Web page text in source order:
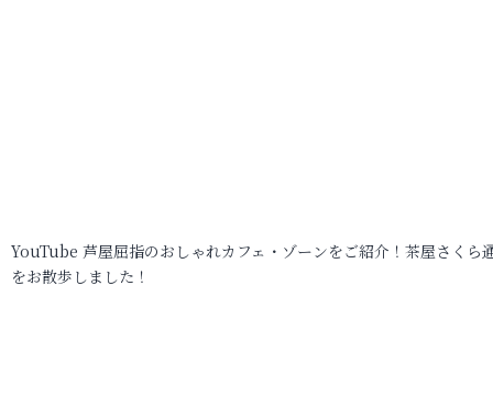
YouTube 芦屋屈指のおしゃれカフェ・ゾーンをご紹介！茶屋さくら
をお散歩しました！